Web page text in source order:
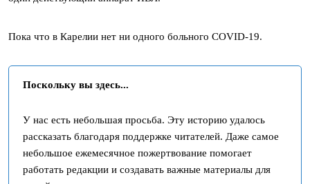
Пока что в Карелии нет ни одного больного COVID-19.
Поскольку вы здесь...
У нас есть небольшая просьба. Эту историю удалось
рассказать благодаря поддержке читателей. Даже самое
небольшое ежемесячное пожертвование помогает
работать редакции и создавать важные материалы для